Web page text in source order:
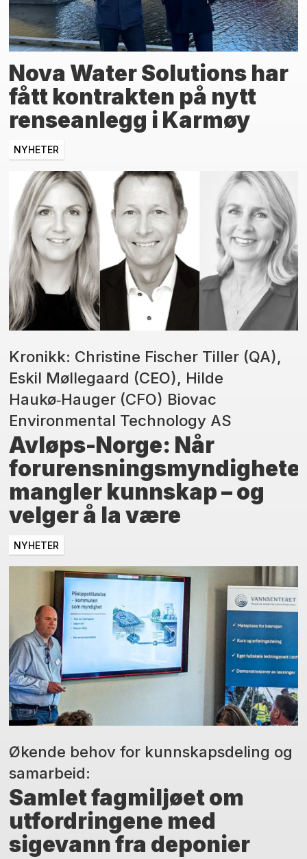
Nova Water Solutions har
fått kontrakten på nytt
renseanlegg i Karmøy
NYHETER
Kronikk: Christine Fischer Tiller (QA),
Eskil Møllegaard (CEO), Hilde
Haukø‑Hauger (CFO) Biovac
Environmental Technology AS
Avløps-Norge: Når
mangler kunnskap – og
velger å la være
NYHETER
Økende behov for kunnskapsdeling og
samarbeid:
Samlet fagmiljøet om
utfordringene med
sigevann fra deponier